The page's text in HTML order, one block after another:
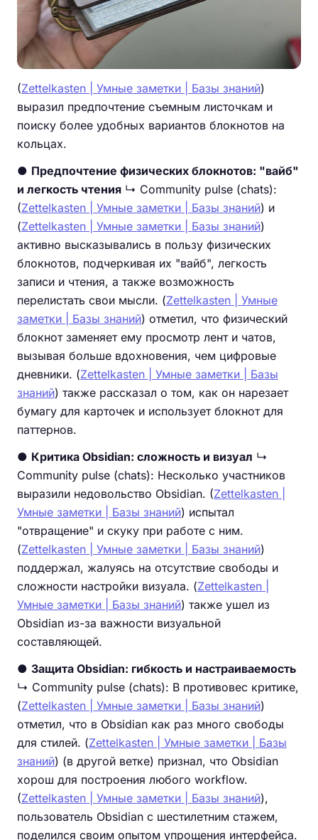
(Zettelkasten | Умные заметки | Базы знаний)
выразил предпочтение съемным листочкам и
поиску более удобных вариантов блокнотов на
кольцах.
● Предпочтение физических блокнотов: "вайб"
и легкость чтения ↳ Community pulse (chats):
(Zettelkasten | Умные заметки | Базы знаний) и
(Zettelkasten | Умные заметки | Базы знаний)
активно высказывались в пользу физических
блокнотов, подчеркивая их "вайб", легкость
записи и чтения, а также возможность
перелистать свои мысли. (Zettelkasten | Умные
заметки | Базы знаний) отметил, что физический
блокнот заменяет ему просмотр лент и чатов,
вызывая больше вдохновения, чем цифровые
дневники. (Zettelkasten | Умные заметки | Базы
знаний) также рассказал о том, как он нарезает
бумагу для карточек и использует блокнот для
паттернов.
● Критика Obsidian: сложность и визуал ↳
Community pulse (chats): Несколько участников
выразили недовольство Obsidian. (Zettelkasten |
Умные заметки | Базы знаний) испытал
"отвращение" и скуку при работе с ним.
(Zettelkasten | Умные заметки | Базы знаний)
поддержал, жалуясь на отсутствие свободы и
сложности настройки визуала. (Zettelkasten |
Умные заметки | Базы знаний) также ушел из
Obsidian из-за важности визуальной
составляющей.
● Защита Obsidian: гибкость и настраиваемость
↳ Community pulse (chats): В противовес критике,
(Zettelkasten | Умные заметки | Базы знаний)
отметил, что в Obsidian как раз много свободы
для стилей. (Zettelkasten | Умные заметки | Базы
знаний) (в другой ветке) признал, что Obsidian
хорош для построения любого workflow.
(Zettelkasten | Умные заметки | Базы знаний),
пользователь Obsidian с шестилетним стажем,
поделился своим опытом упрощения интерфейса.